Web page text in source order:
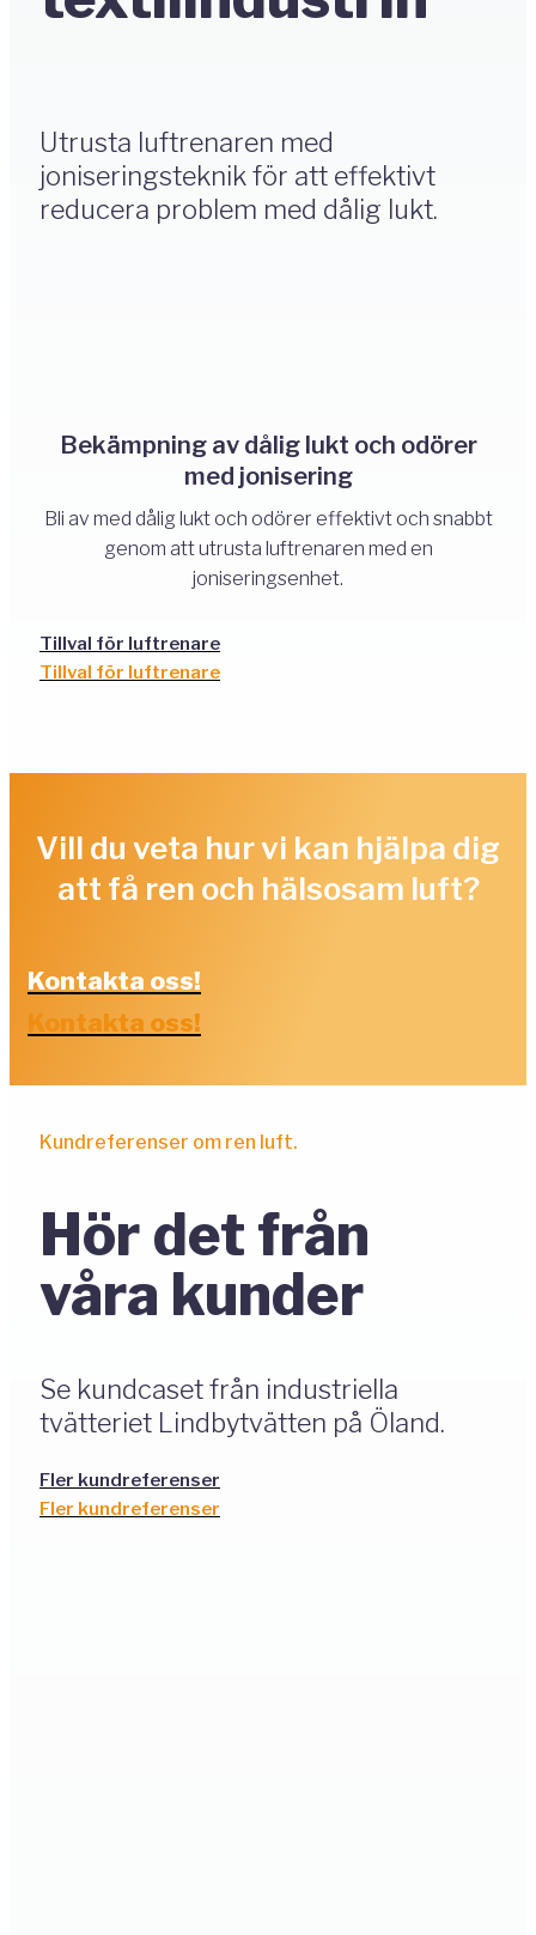
Utrusta luftrenaren med
joniseringsteknik för att effektivt
reducera problem med dålig lukt.
Bekämpning av dålig lukt och odörer
med jonisering
Bli av med dålig lukt och odörer effektivt och snabbt
genom att utrusta luftrenaren med en
joniseringsenhet.
Tillval för luftrenare
Tillval för luftrenare
Vill du veta hur vi kan hjälpa dig
att få ren och hälsosam luft?
Kontakta oss!
Kontakta oss!
Kundreferenser om ren luft.
Hör det från
våra kunder
Se kundcaset från industriella
tvätteriet Lindbytvätten på Öland.
Fler kundreferenser
Fler kundreferenser